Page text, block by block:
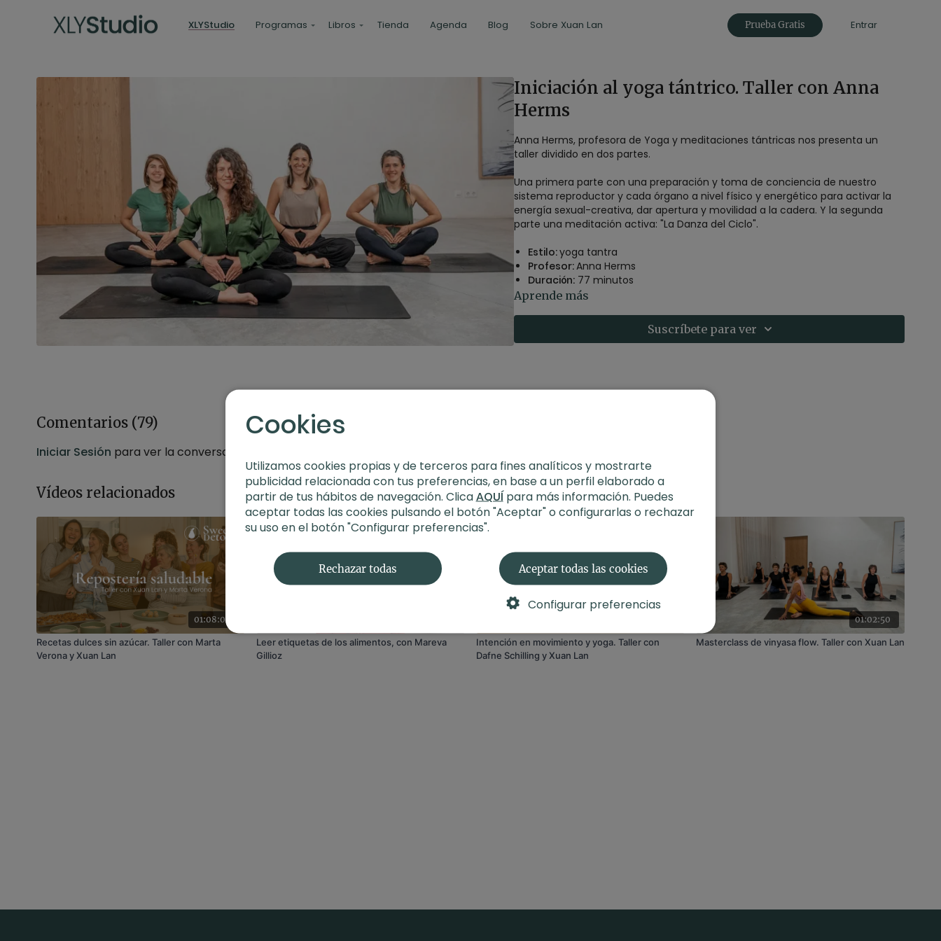
XLYStudio Programas Libros Tienda Agenda Blog Sobre Xuan Lan Prueba Gratis Entrar
Iniciación al yoga tántrico. Taller con Anna
Herms
Anna Herms, profesora de Yoga y meditaciones tántricas nos presenta un
taller dividido en dos partes.
Una primera parte con una preparación y toma de conciencia de nuestro
sistema reproductor y cada órgano a nivel físico y energético para activar la
energía sexual-creativa, dar apertura y movilidad a la cadera. Y la segunda
parte una meditación activa: "La Danza del Ciclo".
Estilo:yoga tantra
Profesor:Anna Herms
Duración: 77 minutos
Nivel:multinivel
conectar con la energía sexual creativa
Aprende más
Suscríbete para ver
Comentarios (79)
Iniciar Sesión para ver la conversación
Vídeos relacionados
01:08:04
Recetas dulces sin azúcar. Taller con Marta
Verona y Xuan Lan
Leer etiquetas de los alimentos, con Mareva
Gillioz
Intención en movimiento y yoga. Taller con
Dafne Schilling y Xuan Lan
01:02:50
Masterclass de vinyasa flow. Taller con Xuan Lan
Cookies
Utilizamos cookies propias y de terceros para fines analíticos y mostrarte
publicidad relacionada con tus preferencias, en base a un perfil elaborado a
partir de tus hábitos de navegación. ClicaAQUÍpara más información. Puedes
aceptar todas las cookies pulsando el botón "Aceptar" o configurarlas o rechazar
su uso en el botón "Configurar preferencias".
Rechazar todas Aceptar todas las cookies
Configurar preferencias